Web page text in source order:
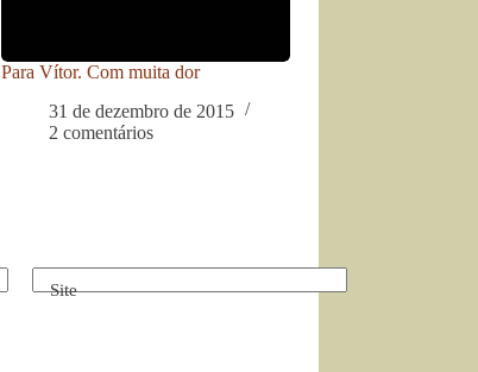
Para Vítor. Com muita dor
31 de dezembro de 2015
2 comentários
Site